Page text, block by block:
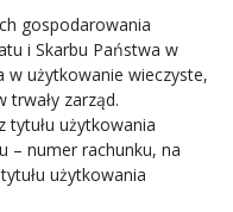
gospodarowania
i Skarbu Państwa w
w użytkowanie wieczyste,
trwały zarząd.
tytułu użytkowania
– numer rachunku, na
użytkowania